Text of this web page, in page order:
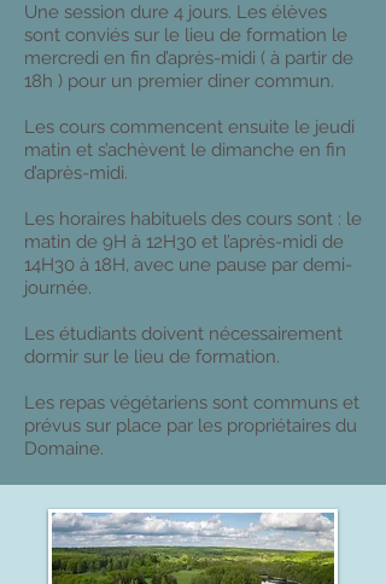
Une session dure 4 jours. Les élèves
sont conviés sur le lieu de formation le
mercredi en fin d’après-midi ( à partir de
18h ) pour un premier diner commun.
Les cours commencent ensuite le jeudi
matin et s’achèvent le dimanche en fin
d’après-midi.
Les horaires habituels des cours sont : le
matin de 9H à 12H30 et l’après-midi de
14H30 à 18H, avec une pause par demi-
journée.
Les étudiants doivent nécessairement
dormir sur le lieu de formation.
Les repas végétariens sont communs et
prévus sur place par les propriétaires du
Domaine.